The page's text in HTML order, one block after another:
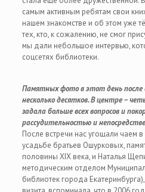
самым активным ребятам свои
нашем знакомстве и об этом уже
тех, кто, к сожалению, не смог
мы дали небольшое интервью,
соцсетях библиотеки.
Памятных фото в этот день после
несколько десятков. В центре –
задала больше всех вопросов и
рассудительностью и
После встречи нас угощали чаем
усадьбе братьев Ошурковых,
половины XIX века, и Наталья
методическим отделом
библиотек города